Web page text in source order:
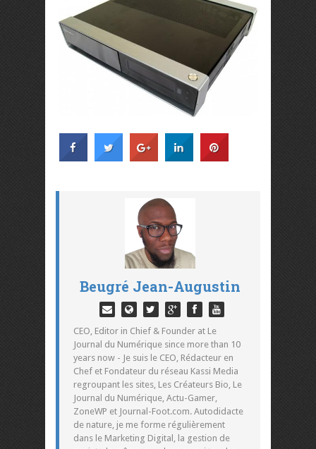
Beugré Jean-Augustin
CEO, Editor in Chief & Founder at Le
Journal du Numérique since more than 10
years now - Je suis le CEO, Rédacteur en
Chef et Fondateur du réseau Kassi Media
regroupant les sites, Les Créateurs Bio, Le
Journal du Numérique, Actu-Gamer,
ZoneWP et Journal-Foot.com. Autodidacte
de nature, je me forme régulièrement
dans le Marketing Digital, la gestion de